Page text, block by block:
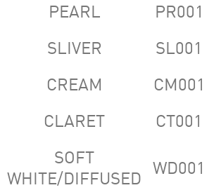
PEARL
PR001
SLIVER
SL001
CREAM
CM001
CLARET
CT001
SOFT
WHITE/DIFFUSED WD001